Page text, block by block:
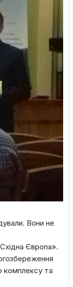
Вони не
Європа».
комплексу та